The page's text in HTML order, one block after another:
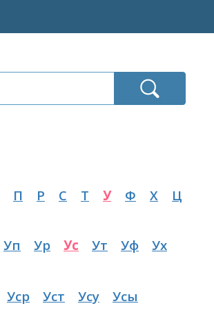
П Р С Т У Ф Х
Ц
Уп Ур Ус Ут Уф
Ух
Уср Уст Усу Усы